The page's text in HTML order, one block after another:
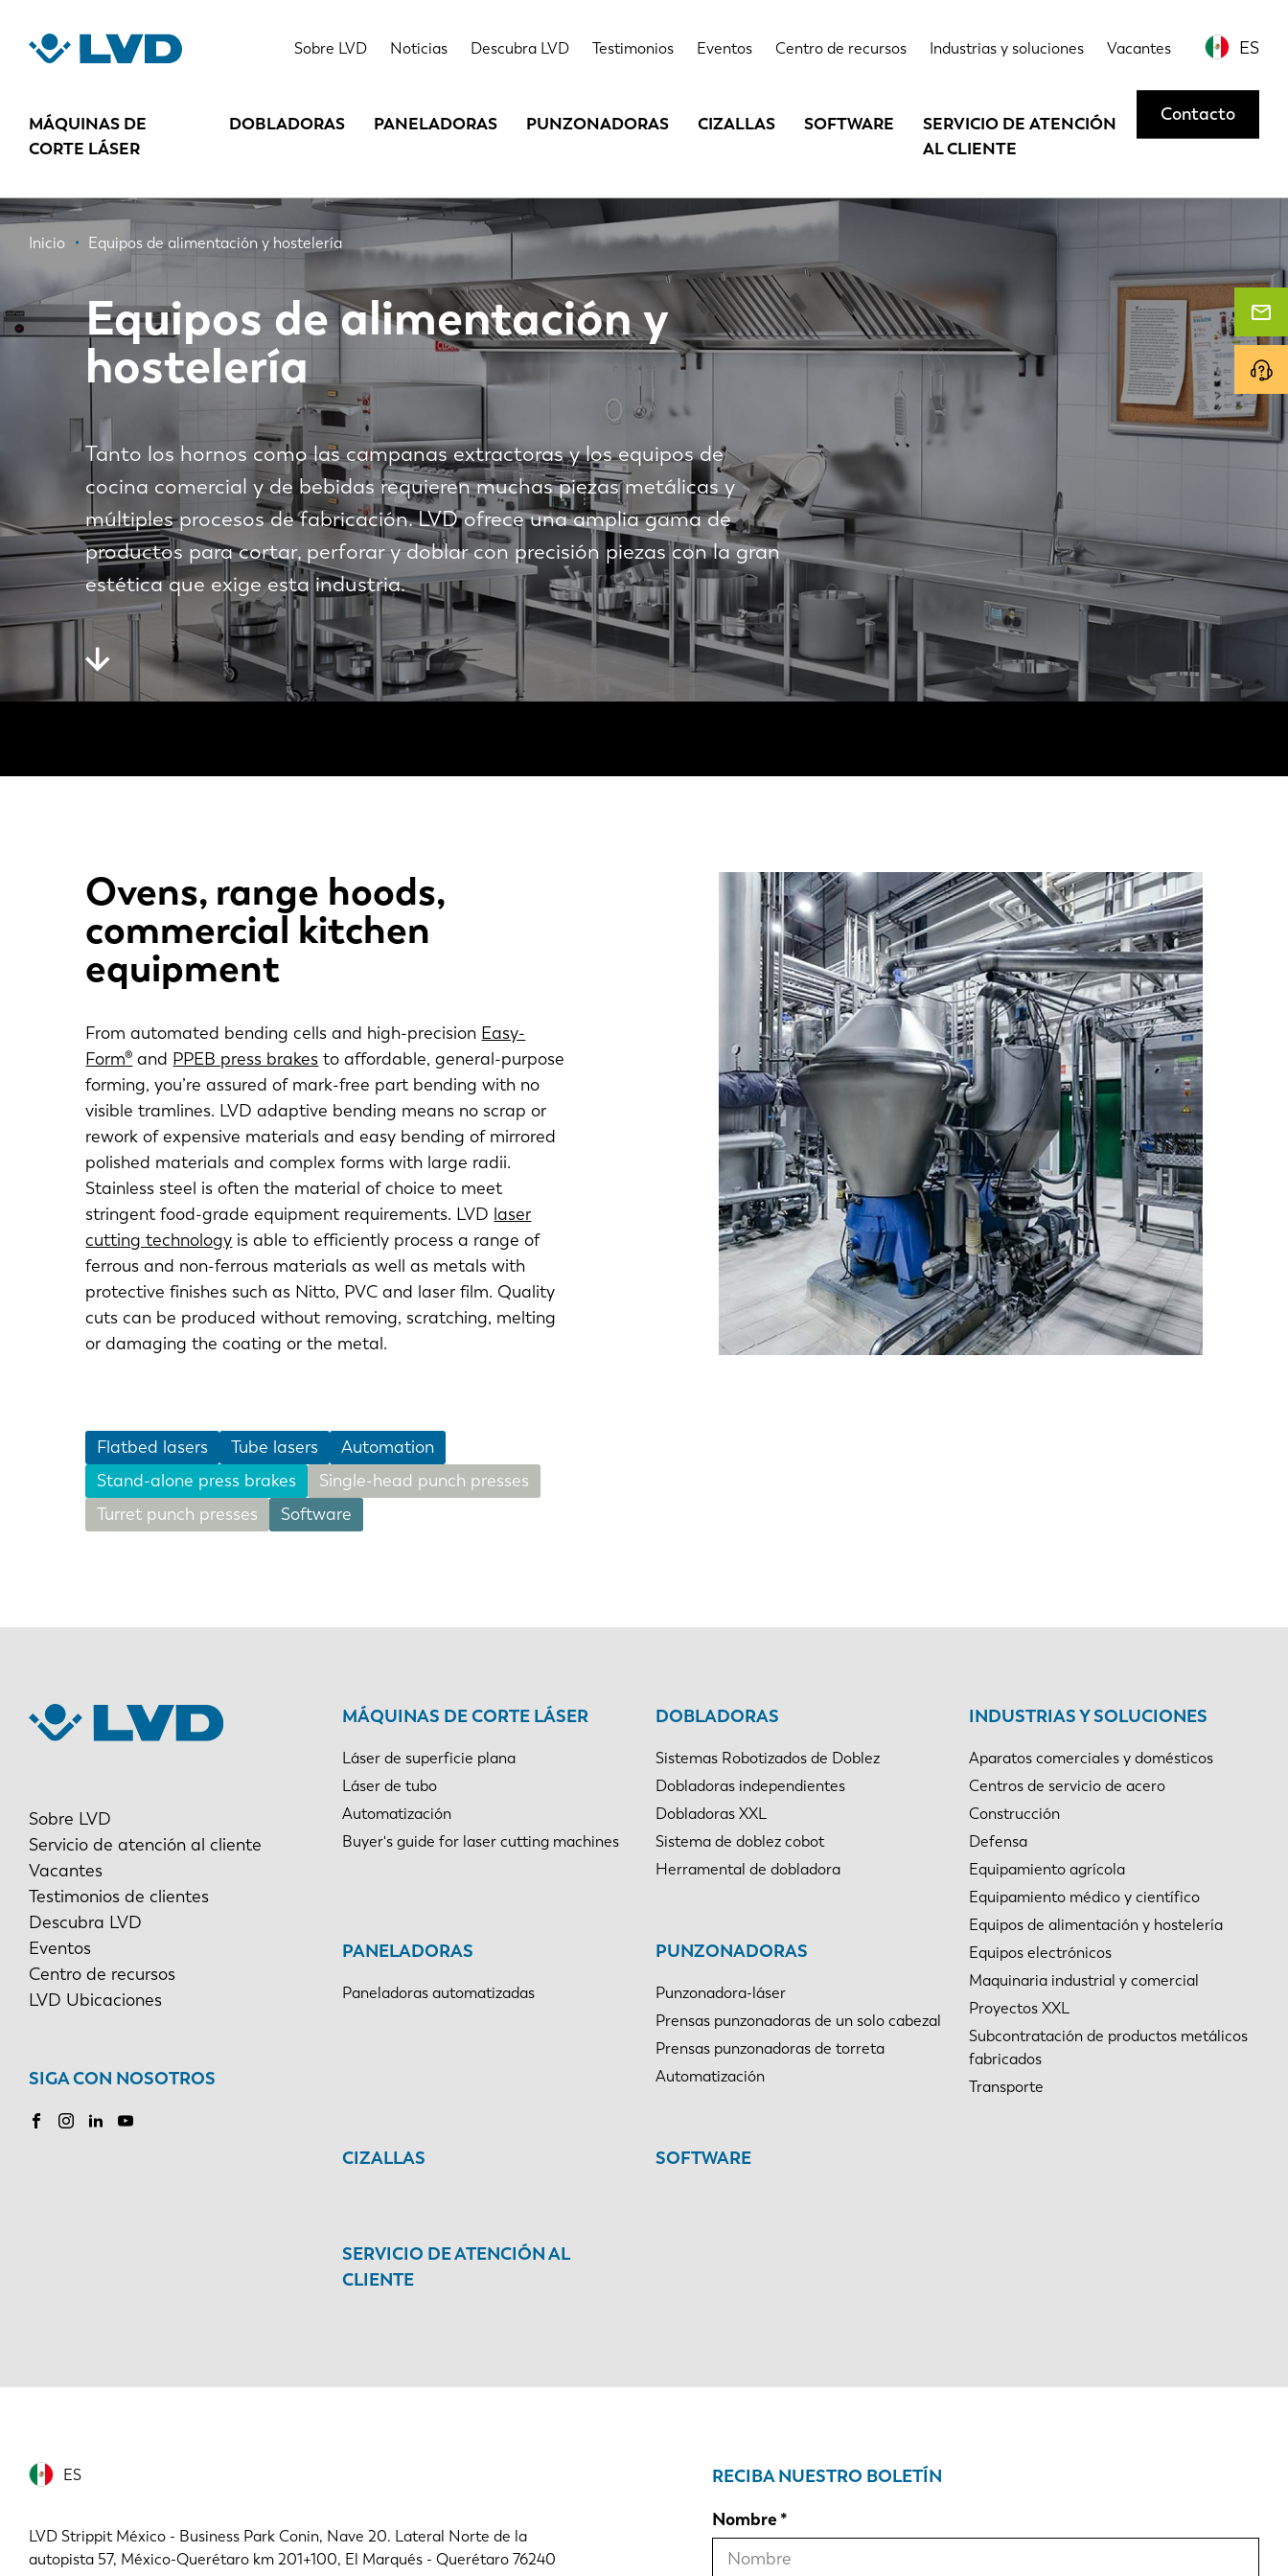
contenido
Sobre LVD Noticias Descubra LVD Testimonios Eventos Centro de recursos Industrias y soluciones Vacantes ES
MÁQUINAS DE
CORTE LÁSER
DOBLADORAS PANELADORAS PUNZONADORAS CIZALLAS SOFTWARE
SERVICIO DE ATENCIÓN
AL CLIENTE
Contacto
Ruta
de
navegación
Inicio Equipos de alimentación y hostelería
Equipos de alimentación y
hostelería
Tanto los hornos como las campanas extractoras y los equipos de
cocina comercial y de bebidas requieren muchas piezas metálicas y
múltiples procesos de fabricación. LVD ofrece una amplia gama de
productos para cortar, perforar y doblar con precisión piezas con la gran
estética que exige esta industria.
Ovens, range hoods,
commercial kitchen
equipment
From automated bending cells and high-precision Easy-
Form® and PPEB press brakes to affordable, general-purpose
forming, you’re assured of mark-free part bending with no
visible tramlines. LVD adaptive bending means no scrap or
rework of expensive materials and easy bending of mirrored
polished materials and complex forms with large radii.
Stainless steel is often the material of choice to meet
stringent food-grade equipment requirements. LVD laser
cutting technology is able to efficiently process a range of
ferrous and non-ferrous materials as well as metals with
protective finishes such as Nitto, PVC and laser film. Quality
cuts can be produced without removing, scratching, melting
or damaging the coating or the metal.
Flatbed lasers Tube lasers
Automation
Stand-alone press brakes
Single-head punch presses
Turret punch presses
Software
Sobre LVD
Servicio de atención al cliente
Vacantes
Testimonios de clientes
Descubra LVD
Eventos
Centro de recursos
LVD Ubicaciones
SIGA CON NOSOTROS
MÁQUINAS DE CORTE LÁSER
Láser de superficie plana
Láser de tubo
Automatización
Buyer's guide for laser cutting machines
DOBLADORAS
Sistemas Robotizados de Doblez
Dobladoras independientes
Dobladoras XXL
Sistema de doblez cobot
Herramental de dobladora
PANELADORAS
Paneladoras automatizadas
PUNZONADORAS
Punzonadora-láser
Prensas punzonadoras de un solo cabezal
Prensas punzonadoras de torreta
Automatización
CIZALLAS SOFTWARE
SERVICIO DE ATENCIÓN AL
CLIENTE
INDUSTRIAS Y SOLUCIONES
Aparatos comerciales y domésticos
Centros de servicio de acero
Construcción
Defensa
Equipamiento agrícola
Equipamiento médico y científico
Equipos de alimentación y hostelería
Equipos electrónicos
Maquinaria industrial y comercial
Proyectos XXL
Subcontratación de productos metálicos
fabricados
Transporte
ES
EN
DE IT
LVD Strippit México - Business Park Conin, Nave 20. Lateral Norte de la
autopista 57, México-Querétaro km 201+100, El Marqués - Querétaro 76240
RECIBA NUESTRO BOLETÍN
Nombre